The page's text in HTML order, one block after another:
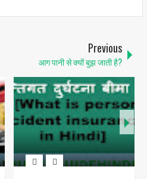
Previous
आग पानी से क्यों बुझ जाती है?